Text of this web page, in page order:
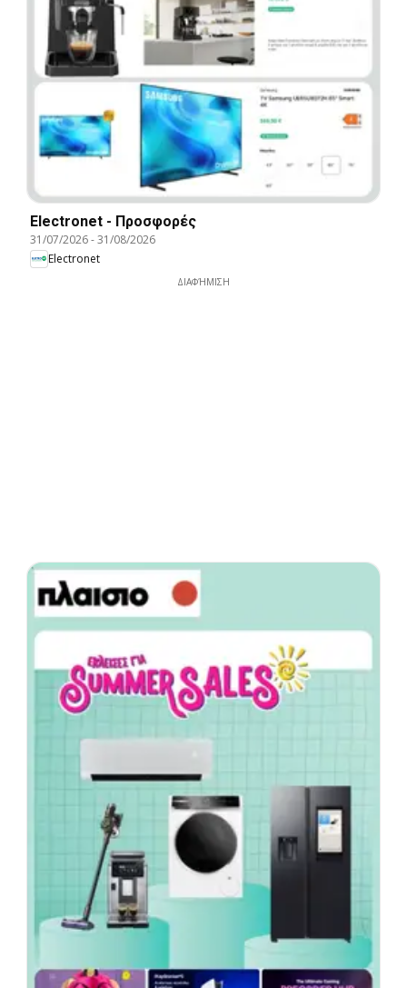
Electronet - Προσφορές
31/07/2026-31/08/2026
Electronet
ΔΙΑΦΉΜΙΣΗ